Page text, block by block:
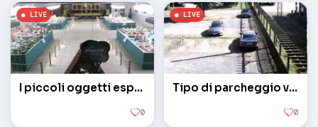
I piccoli oggetti esposti nel museo tram
0
Tipo di parcheggio vicino al museo del tram
0